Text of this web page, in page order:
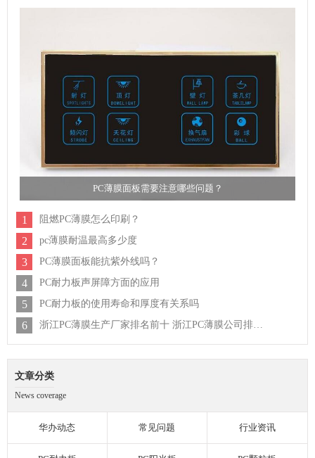
PC薄膜面板需要注意哪些问题？
1 阻燃PC薄膜怎么印刷？
2 pc薄膜耐温最高多少度
3 PC薄膜面板能抗紫外线吗？
4 PC耐力板声屏障方面的应用
5 PC耐力板的使用寿命和厚度有关系吗
6 浙江PC薄膜生产厂家排名前十 浙江PC薄膜公司排行榜
文章分类
News coverage
华办动态 常见问题 行业资讯